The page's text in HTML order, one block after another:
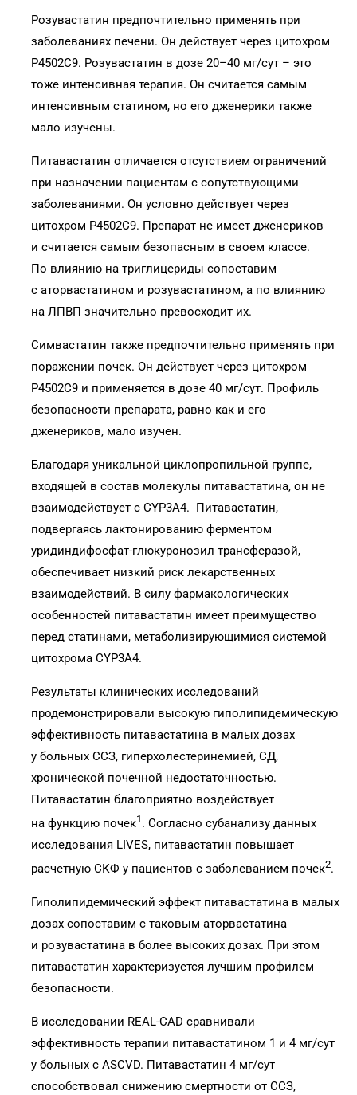
Розувастатин предпочтительно применять при
заболеваниях печени. Он действует через цитохром
Р4502С9. Розувастатин в дозе 20–40 мг/сут – это
тоже интенсивная терапия. Он считается самым
интенсивным статином, но его дженерики также
мало изучены.
Питавастатин отличается отсутствием ограничений
при назначении пациентам с сопутствующими
заболеваниями. Он условно действует через
цитохром Р4502С9. Препарат не имеет дженериков
и считается самым безопасным в своем классе.
По влиянию на триглицериды сопоставим
с аторвастатином и розувастатином, а по влиянию
на ЛПВП значительно превосходит их.
Симвастатин также предпочтительно применять при
поражении почек. Он действует через цитохром
Р4502С9 и применяется в дозе 40 мг/сут. Профиль
безопасности препарата, равно как и его
дженериков, мало изучен.
Благодаря уникальной циклопропильной группе,
входящей в состав молекулы питавастатина, он не
взаимодействует с CYP3A4. Питавастатин,
подвергаясь лактонированию ферментом
уридиндифосфат-глюкуронозил трансферазой,
обеспечивает низкий риск лекарственных
взаимодействий. В силу фармакологических
особенностей питавастатин имеет преимущество
перед статинами, метаболизирующимися системой
цитохрома CYP3А4.
Результаты клинических исследований
продемонстрировали высокую гиполипидемическую
эффективность питавастатина в малых дозах
у больных ССЗ, гиперхолестеринемией, СД,
хронической почечной недостаточностью.
Питавастатин благоприятно воздействует
на функцию почек1 . Согласно субанализу данных
исследования LIVES, питавастатин повышает
расчетную СКФ у пациентов с заболеванием почек2.
Гиполипидемический эффект питавастатина в малых
дозах сопоставим с таковым аторвастатина
и розувастатина в более высоких дозах. При этом
питавастатин характеризуется лучшим профилем
безопасности.
В исследовании REAL-CAD сравнивали
эффективность терапии питавастатином 1 и 4 мг/сут
у больных с ASCVD. Питавастатин 4 мг/сут
способствовал снижению смертности от ССЗ,